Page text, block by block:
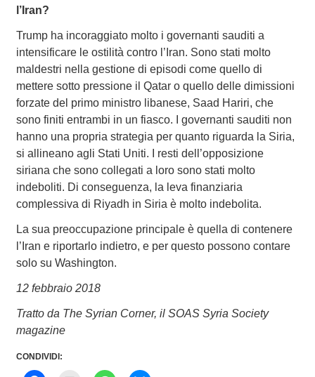
l’Iran?
Trump ha incoraggiato molto i governanti sauditi a
intensificare le ostilità contro l’Iran. Sono stati molto
maldestri nella gestione di episodi come quello di
mettere sotto pressione il Qatar o quello delle dimissioni
forzate del primo ministro libanese, Saad Hariri, che
sono finiti entrambi in un fiasco. I governanti sauditi non
hanno una propria strategia per quanto riguarda la Siria,
si allineano agli Stati Uniti. I resti dell’opposizione
siriana che sono collegati a loro sono stati molto
indeboliti. Di conseguenza, la leva finanziaria
complessiva di Riyadh in Siria è molto indebolita.
La sua preoccupazione principale è quella di contenere
l’Iran e riportarlo indietro, e per questo possono contare
solo su Washington.
12 febbraio 2018
Tratto da The Syrian Corner, il SOAS Syria Society
magazine
CONDIVIDI: